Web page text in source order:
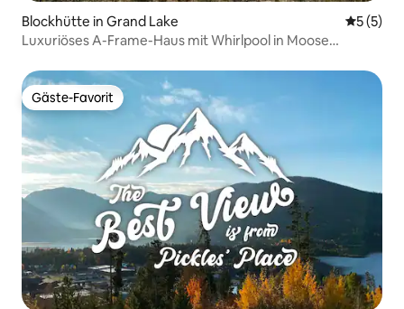
Blockhütte in Grand Lake
5 (5)
Luxuriöses A-Frame-Haus mit Whirlpool in Moose
Gäste-Favorit
Gäste-Favorit